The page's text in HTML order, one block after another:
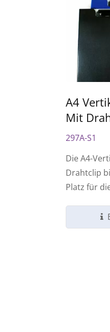
A4
Mit
297A-S1
Die A4-
Drahtclip
Platz für